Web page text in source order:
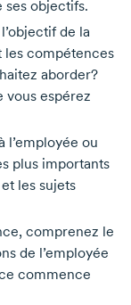
ses objectifs.
de la
les compétences
aborder?
vous espérez
l’employée ou
plus importants
les sujets
comprenez le
de l’employée
commence